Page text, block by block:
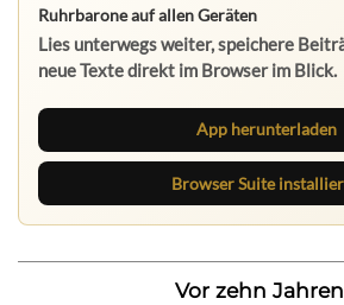
Ruhrbarone auf allen Geräten
Lies unterwegs weiter, speichere
neue Texte direkt im Browser im Blick.
App herunterladen
Browser Suite
Vor zehn